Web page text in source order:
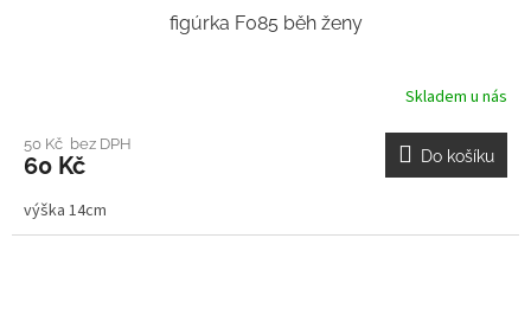
figúrka F085 běh ženy
Skladem u nás
50 Kč bez DPH
60 Kč Do košíku
výška 14cm